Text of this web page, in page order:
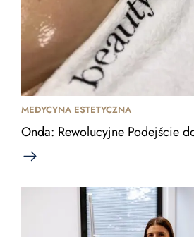
MEDYCYNA ESTETYCZNA
Onda: Rewolucyjne Podejście